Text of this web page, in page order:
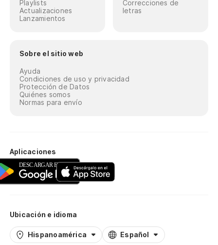
Playlists
Actualizaciones
Lanzamientos
Correcciones de
letras
Sobre el sitio web
Ayuda
Condiciones de uso y privacidad
Protección de Datos
Quiénes somos
Normas para envío
Aplicaciones
Ubicación e idioma
Hispanoamérica Español